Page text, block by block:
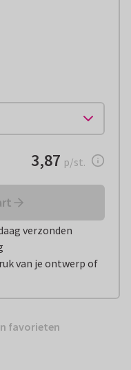
€ 3,87per stuk
3,87 p/st.
verzonden
van je ontwerp of
favorieten